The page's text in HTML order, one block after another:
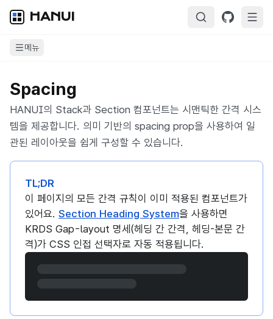
HANUI
메뉴
Spacing
HANUI의 Stack과 Section 컴포넌트는 시맨틱한 간격 시스
템을 제공합니다. 의미 기반의 spacing prop을 사용하여 일
관된 레이아웃을 쉽게 구성할 수 있습니다.
TL;DR
이 페이지의 모든 간격 규칙이 이미 적용된 컴포넌트가
있어요. Section Heading System을 사용하면
KRDS Gap-layout 명세(헤딩 간 간격, 헤딩-본문 간
격)가 CSS 인접 선택자로 자동 적용됩니다.